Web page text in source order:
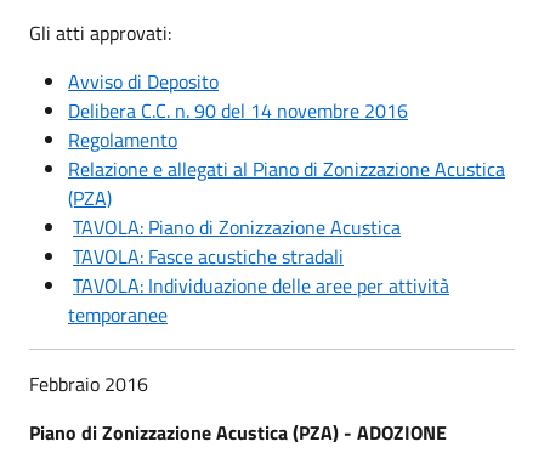
Gli atti approvati:
Avviso di Deposito
Delibera C.C. n. 90 del 14 novembre 2016
Regolamento
Relazione e allegati al Piano di Zonizzazione Acustica
(PZA)
TAVOLA: Piano di Zonizzazione Acustica
TAVOLA: Fasce acustiche stradali
TAVOLA: Individuazione delle aree per attività
temporanee
Febbraio 2016
Piano di Zonizzazione Acustica (PZA) - ADOZIONE